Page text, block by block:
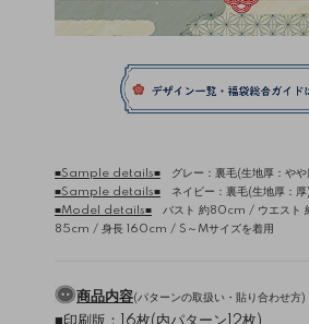
■Sample details■ グレー：裏毛(生地厚：やや
■Sample details■ ネイビー：裏毛(生地厚：厚)
■Model details■ バスト 約80cm / ウエスト
85cm / 身長 160cm / S～Mサイズを着用
商品内容(パターンの取扱い・貼り合わせ方)
■印刷版：16枚(内パターン12枚)